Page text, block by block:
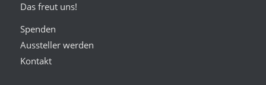
Das freut uns!
Spenden
Aussteller werden
Kontakt